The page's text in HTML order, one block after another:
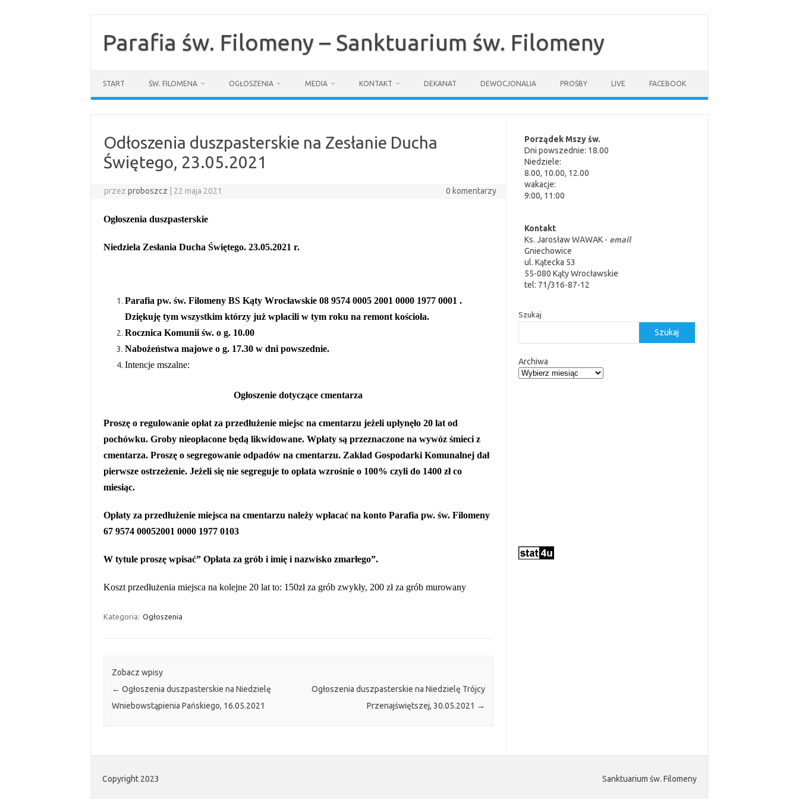
treściParafia św. Filomeny – Sanktuarium św. Filomeny
START ŚW. FILOMENA OGŁOSZENIA MEDIA KONTAKT DEKANAT DEWOCJONALIA PROŚBY LIVE FACEBOOK
Odłoszenia duszpasterskie na Zesłanie Ducha
Świętego, 23.05.2021
przezproboszcz 22 maja 2021 0 komentarzy
Ogłoszenia duszpasterskie
Niedziela Zesłania Ducha Świętego. 23.05.2021 r.
Parafia pw. św. Filomeny BS Kąty Wrocławskie 08 9574 0005 2001 0000 1977 0001 .
Dziękuję tym wszystkim którzy już wpłacili w tym roku na remont kościoła.
Rocznica Komunii św. o g. 10.00
Nabożeństwa majowe o g. 17.30 w dni powszednie.
Intencje mszalne:
Ogłoszenie dotyczące cmentarza
Proszę o regulowanie opłat za przedłużenie miejsc na cmentarzu jeżeli upłynęło 20 lat od
pochówku. Groby nieopłacone będą likwidowane. Wpłaty są przeznaczone na wywóz śmieci z
cmentarza. Proszę o segregowanie odpadów na cmentarzu. Zakład Gospodarki Komunalnej dał
pierwsze ostrzeżenie. Jeżeli się nie segreguje to opłata wzrośnie o 100% czyli do 1400 zł co
miesiąc.
Opłaty za przedłużenie miejsca na cmentarzu należy wpłacać na konto Parafia pw. św. Filomeny
67 9574 00052001 0000 1977 0103
W tytule proszę wpisać” Opłata za grób i imię i nazwisko zmarłego”.
Koszt przedłużenia miejsca na kolejne 20 lat to: 150zł za grób zwykły, 200 zł za grób murowany
Kategoria: Ogłoszenia
Zobacz wpisy
← Ogłoszenia duszpasterskie na Niedzielę
Wniebowstąpienia Pańskiego, 16.05.2021
Ogłoszenia duszpasterskie na Niedzielę Trójcy
Przenajświętszej, 30.05.2021 →
Porządek Mszy św.
Dni powszednie: 18.00
Niedziele:
8.00, 10.00, 12.00
wakacje:
9:00, 11:00
Kontakt
Ks. Jarosław WAWAK - email
Gniechowice
ul. Kątecka 53
55-080 Kąty Wrocławskie
tel: 71/316-87-12
Szukaj
Szukaj
Archiwa
Copyright 2023 Sanktuarium św. Filomeny